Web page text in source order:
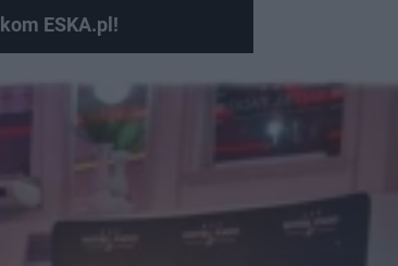
ESKA.pl!